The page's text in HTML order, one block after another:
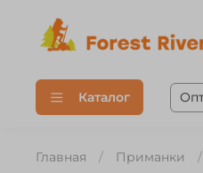
Каталог
Главная Приманки